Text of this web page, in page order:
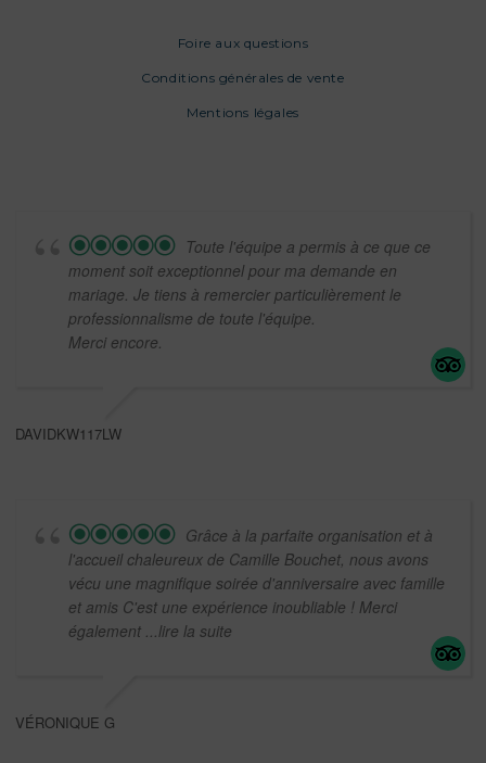
Foire aux questions
Conditions générales de vente
Mentions légales
Toute l'équipe a permis à ce que ce
moment soit exceptionnel pour ma demande en
mariage. Je tiens à remercier particulièrement le
professionnalisme de toute l'équipe.
Merci encore.
DAVIDKW117LW
Grâce à la parfaite organisation et à
l'accueil chaleureux de Camille Bouchet, nous avons
vécu une magnifique soirée d'anniversaire avec famille
et amis C'est une expérience inoubliable ! Merci
également ...lire la suite
VÉRONIQUE G